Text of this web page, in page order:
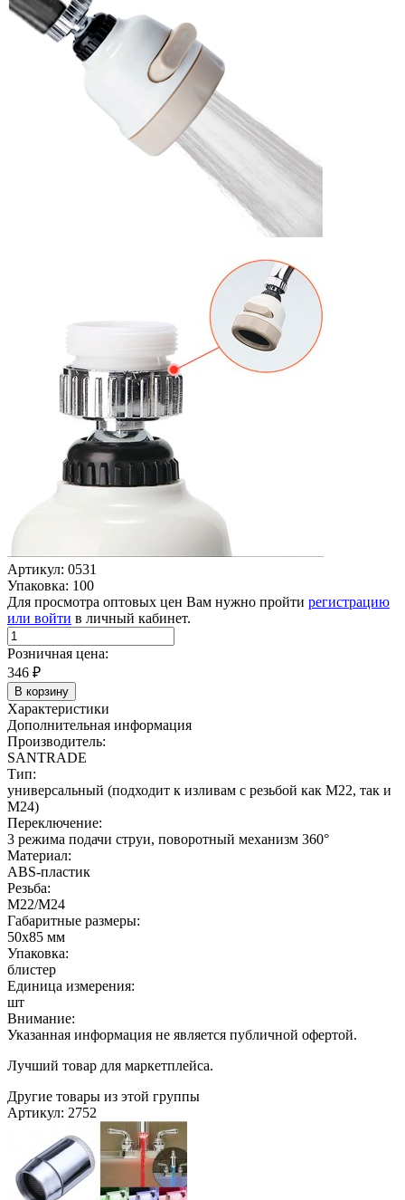
Артикул: 0531
Упаковка: 100
Для просмотра оптовых цен Вам нужно пройти регистрацию
или войти в личный кабинет.
Розничная цена:
346 ₽
В корзину
Характеристики
Дополнительная информация
Производитель:
SANTRADE
Тип:
универсальный (подходит к изливам с резьбой как М22, так и
М24)
Переключение:
3 режима подачи струи, поворотный механизм 360°
Материал:
ABS-пластик
Резьба:
М22/М24
Габаритные размеры:
50х85 мм
Упаковка:
блистер
Единица измерения:
шт
Внимание:
Указанная информация не является публичной офертой.
Лучший товар для маркетплейса.
Другие товары из этой группы
Артикул: 2752